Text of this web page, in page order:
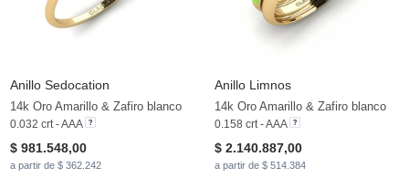
Anillo Sedocation
14k Oro Amarillo & Zafiro blanco
0.032 crt - AAA
$ 981.548,00
a partir de $ 362.242
Anillo Limnos
14k Oro Amarillo & Zafiro blanco
0.158 crt - AAA
$ 2.140.887,00
a partir de $ 514.384